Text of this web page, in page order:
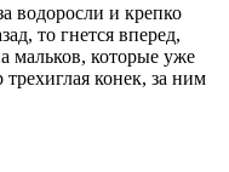
водоросли и крепко
то гнется вперед,
мальков, которые уже
конек, за ним